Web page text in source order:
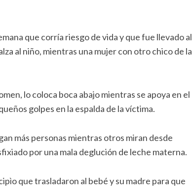
que corría riesgo de vida y que fue llevado al
al niño, mientras una mujer con otro chico de la
lo coloca boca abajo mientras se apoya en el
golpes en la espalda de la víctima.
más personas mientras otros miran desde
por una mala deglución de leche materna.
que trasladaron al bebé y su madre para que